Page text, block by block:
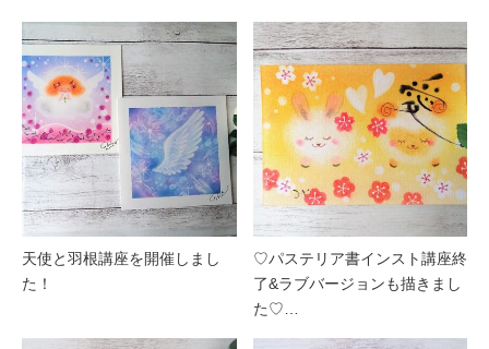
天使と羽根講座を開催しまし
た！
♡パステリア書インスト講座終
了&ラブバージョンも描きまし
た♡…